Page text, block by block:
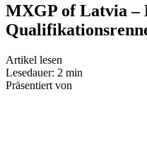
MXGP of Latvia –
Artikel lesen
Lesedauer: 2 min
Präsentiert von